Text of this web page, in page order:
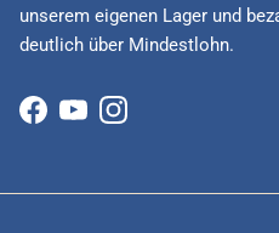
unserem eigenen Lager und
deutlich über Mindestlohn.
Facebook
YouTubeInstagram